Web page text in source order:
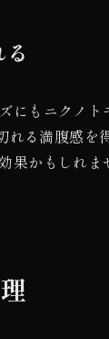
もニクノト
る満腹感を
かもしれま